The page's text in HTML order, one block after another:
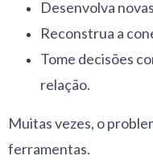
Desenvolva
Reconstrua a
Tome decisões
relação.
Muitas vezes, o
ferramentas.